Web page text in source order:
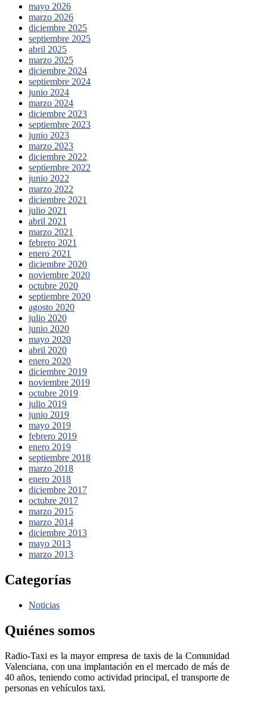
mayo 2026
marzo 2026
diciembre 2025
septiembre 2025
abril 2025
marzo 2025
diciembre 2024
septiembre 2024
junio 2024
marzo 2024
diciembre 2023
septiembre 2023
junio 2023
marzo 2023
diciembre 2022
septiembre 2022
junio 2022
marzo 2022
diciembre 2021
julio 2021
abril 2021
marzo 2021
febrero 2021
enero 2021
diciembre 2020
noviembre 2020
octubre 2020
septiembre 2020
agosto 2020
julio 2020
junio 2020
mayo 2020
abril 2020
enero 2020
diciembre 2019
noviembre 2019
octubre 2019
julio 2019
junio 2019
mayo 2019
febrero 2019
enero 2019
septiembre 2018
marzo 2018
enero 2018
diciembre 2017
octubre 2017
marzo 2015
marzo 2014
diciembre 2013
mayo 2013
marzo 2013
Categorías
Noticias
Quiénes somos
Radio-Taxi es la mayor empresa de taxis de la Comunidad
Valenciana, con una implantación en el mercado de más de
40 años, teniendo como actividad principal, el transporte de
personas en vehículos taxi.